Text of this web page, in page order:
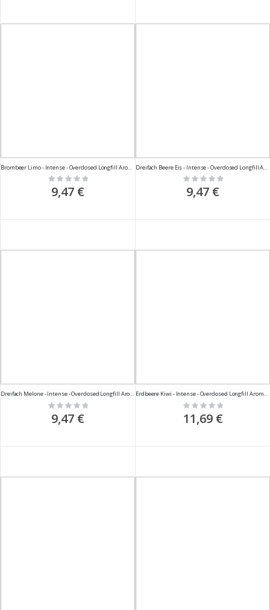
Brombeer Limo - Intense - Overdosed Longfill Aroma - 10ml
Rating:
0%
9,47 €
Rating:
0%
9,47 €
Dreifach Melone - Intense - Overdosed Longfill Aroma - 10ml
Rating:
0%
9,47 €
Erdbeere Kiwi - Intense - Overdosed Longfill Aroma - 10ml
Rating:
0%
11,69 €